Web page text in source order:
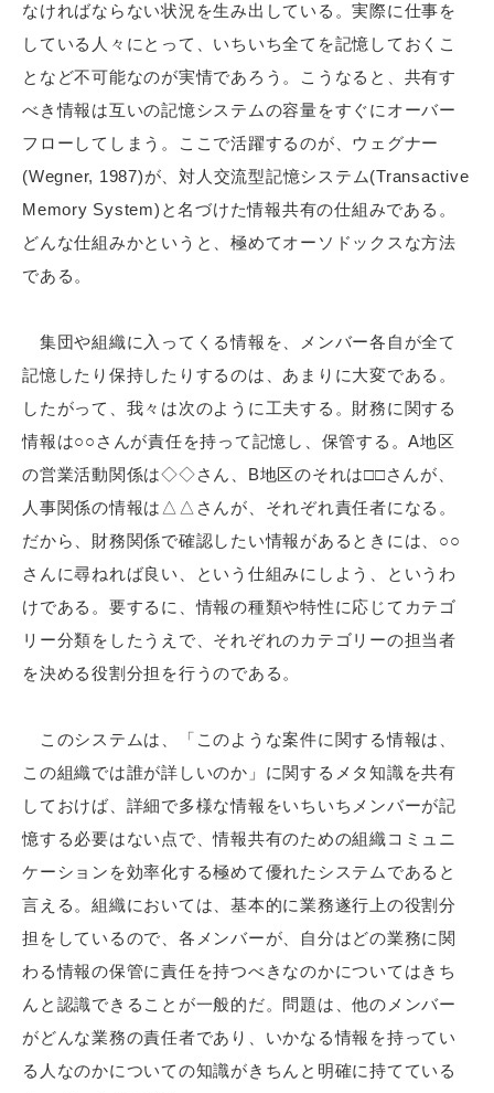
なければならない状況を生み出している。実際に仕事を
している人々にとって、いちいち全てを記憶しておくこ
となど不可能なのが実情であろう。こうなると、共有す
べき情報は互いの記憶システムの容量をすぐにオーバー
フローしてしまう。ここで活躍するのが、ウェグナー
(Wegner, 1987)が、対人交流型記憶システム(Transactive
Memory System)と名づけた情報共有の仕組みである。
どんな仕組みかというと、極めてオーソドックスな方法
である。
集団や組織に入ってくる情報を、メンバー各自が全て
記憶したり保持したりするのは、あまりに大変である。
したがって、我々は次のように工夫する。財務に関する
情報は○○さんが責任を持って記憶し、保管する。A地区
の営業活動関係は◇◇さん、B地区のそれは□□さんが、
人事関係の情報は△△さんが、それぞれ責任者になる。
だから、財務関係で確認したい情報があるときには、○○
さんに尋ねれば良い、という仕組みにしよう、というわ
けである。要するに、情報の種類や特性に応じてカテゴ
リー分類をしたうえで、それぞれのカテゴリーの担当者
を決める役割分担を行うのである。
このシステムは、「このような案件に関する情報は、
この組織では誰が詳しいのか」に関するメタ知識を共有
しておけば、詳細で多様な情報をいちいちメンバーが記
憶する必要はない点で、情報共有のための組織コミュニ
ケーションを効率化する極めて優れたシステムであると
言える。組織においては、基本的に業務遂行上の役割分
担をしているので、各メンバーが、自分はどの業務に関
わる情報の保管に責任を持つべきなのかについてはきち
んと認識できることが一般的だ。問題は、他のメンバー
がどんな業務の責任者であり、いかなる情報を持ってい
る人なのかについての知識がきちんと明確に持てている